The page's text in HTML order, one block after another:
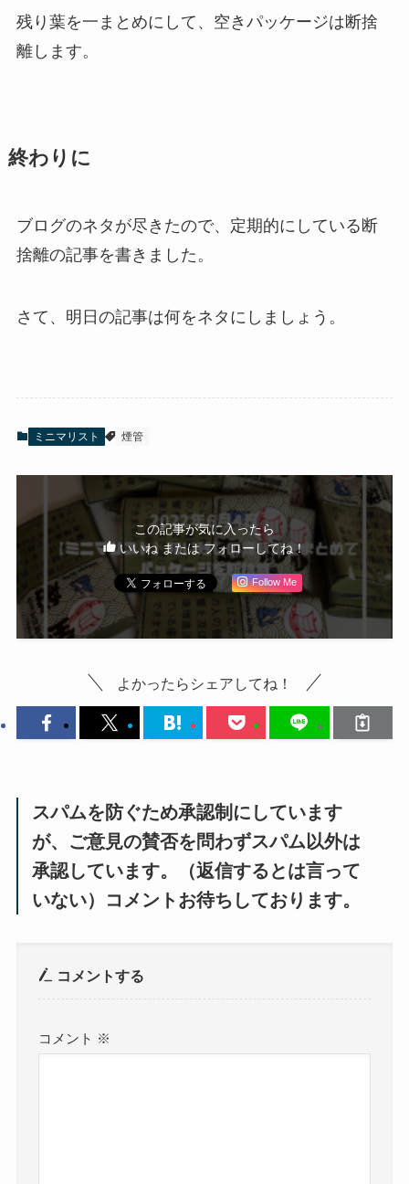
残り葉を一まとめにして、空きパッケージは断捨
離します。
終わりに
ブログのネタが尽きたので、定期的にしている断
捨離の記事を書きました。
さて、明日の記事は何をネタにしましょう。
ミニマリスト 煙管
この記事が気に入ったら
いいね または フォローしてね！
Follow Me
よかったらシェアしてね！
スパムを防ぐため承認制にしています
が、ご意見の賛否を問わずスパム以外は
承認しています。（返信するとは言って
いない）コメントお待ちしております。
コメントする
コメント ※